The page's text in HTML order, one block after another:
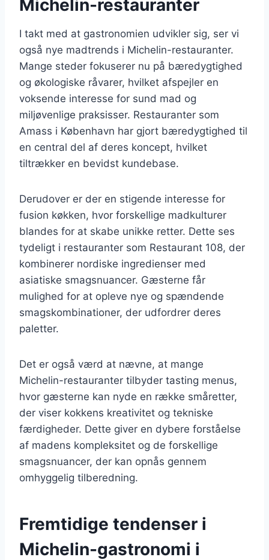
Michelin-restauranter
I takt med at gastronomien udvikler sig, ser vi
også nye madtrends i Michelin-restauranter.
Mange steder fokuserer nu på bæredygtighed
og økologiske råvarer, hvilket afspejler en
voksende interesse for sund mad og
miljøvenlige praksisser. Restauranter som
Amass i København har gjort bæredygtighed til
en central del af deres koncept, hvilket
tiltrækker en bevidst kundebase.
Derudover er der en stigende interesse for
fusion køkken, hvor forskellige madkulturer
blandes for at skabe unikke retter. Dette ses
tydeligt i restauranter som Restaurant 108, der
kombinerer nordiske ingredienser med
asiatiske smagsnuancer. Gæsterne får
mulighed for at opleve nye og spændende
smagskombinationer, der udfordrer deres
paletter.
Det er også værd at nævne, at mange
Michelin-restauranter tilbyder tasting menus,
hvor gæsterne kan nyde en række småretter,
der viser kokkens kreativitet og tekniske
færdigheder. Dette giver en dybere forståelse
af madens kompleksitet og de forskellige
smagsnuancer, der kan opnås gennem
omhyggelig tilberedning.
Fremtidige tendenser i
Michelin-gastronomi i